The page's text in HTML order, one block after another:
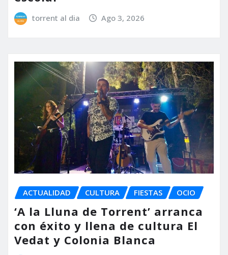
torrent al dia Ago 3, 2026
ACTUALIDAD CULTURA FIESTAS OCIO
‘A la Lluna de Torrent’ arranca
con éxito y llena de cultura El
Vedat y Colonia Blanca